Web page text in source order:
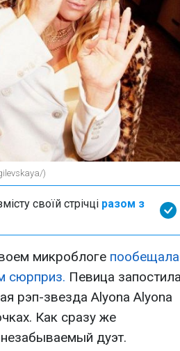
)
своїй стрічці разом з
микроблоге пообещала
сюрприз. Певица запостила
рэп-звезда Alyona Alyona
Как сразу же
дуэт.